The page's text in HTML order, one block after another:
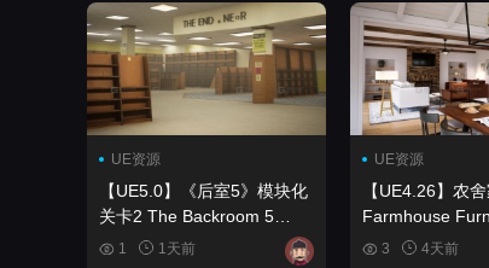
UE资源
【UE5.0】《后室5》模块化
关卡2 The Backroom 5
Modular levels 2
1 1天前
UE资源
【UE4.26】农
Farmhouse
3 4天前